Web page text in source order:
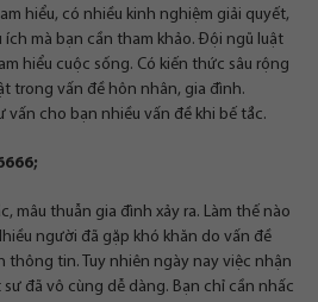
hiểu, có nhiều kinh nghiệm giải quyết,
ích mà bạn cần tham khảo. Đội ngũ luật
hiểu cuộc sống. Có kiến thức sâu rộng
trong vấn đề hôn nhân, gia đình.
vấn cho bạn nhiều vấn đề khi bế tắc.
mâu thuẫn gia đình xảy ra. Làm thế nào
người đã gặp khó khăn do vấn đề
thông tin. Tuy nhiên ngày nay việc nhận
đã vô cùng dễ dàng. Bạn chỉ cần nhấc